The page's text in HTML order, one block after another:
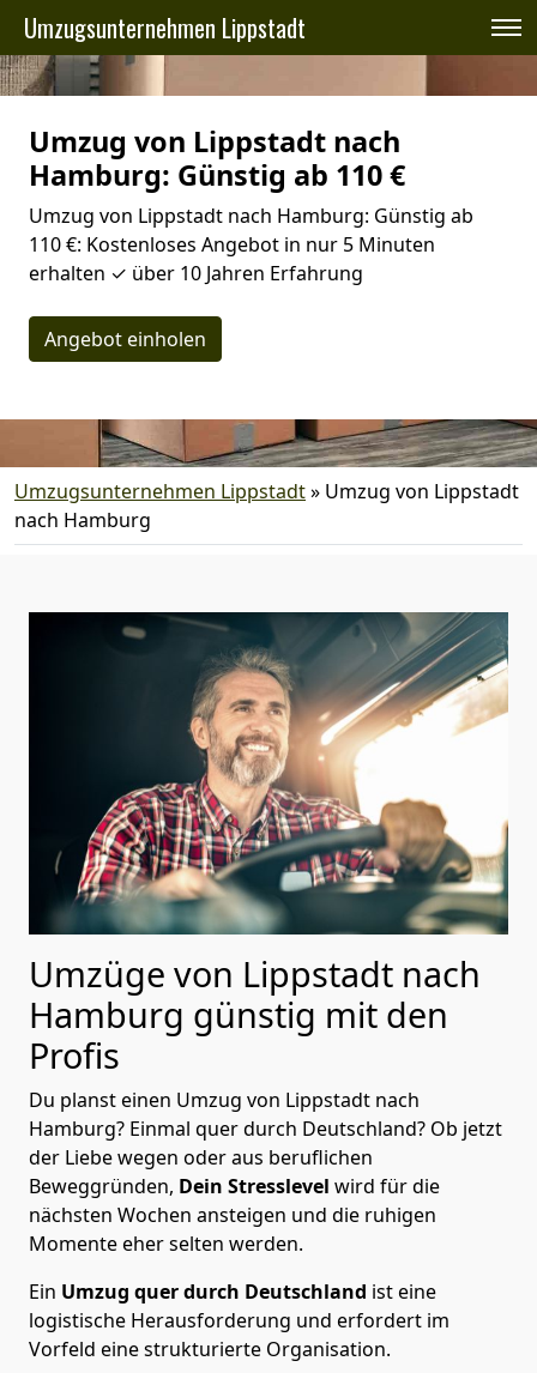
Umzugsunternehmen Lippstadt
Umzug von Lippstadt nach
Hamburg: Günstig ab 110 €
Umzug von Lippstadt nach Hamburg: Günstig ab
110 €: Kostenloses Angebot in nur 5 Minuten
erhalten ✓ über 10 Jahren Erfahrung
Angebot einholen
Umzugsunternehmen Lippstadt» Umzug von Lippstadt
nach Hamburg
Umzüge von Lippstadt nach
Hamburg günstig mit den
Profis
Du planst einen Umzug von Lippstadt nach
Hamburg? Einmal quer durch Deutschland? Ob jetzt
der Liebe wegen oder aus beruflichen
Beweggründen, Dein Stresslevel wird für die
nächsten Wochen ansteigen und die ruhigen
Momente eher selten werden.
Ein Umzug quer durch Deutschland ist eine
logistische Herausforderung und erfordert im
Vorfeld eine strukturierte Organisation.